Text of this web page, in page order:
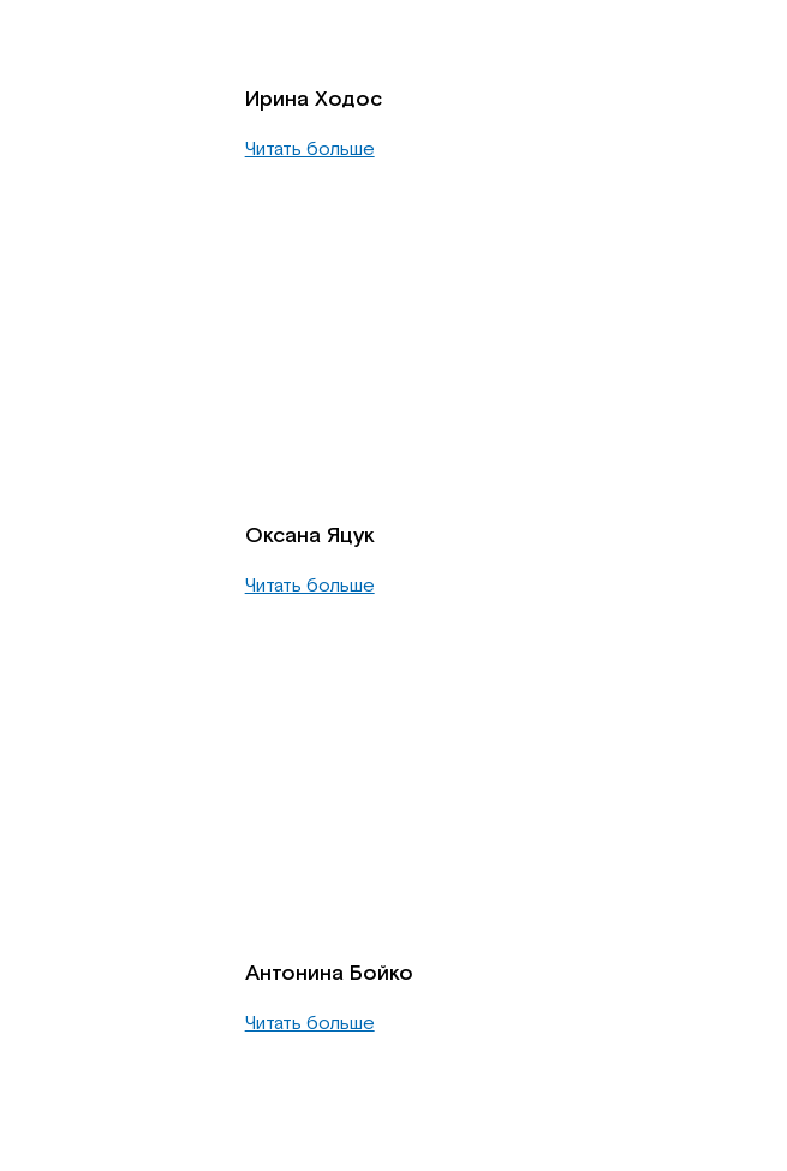
Ирина Ходос
Читать больше
Оксана Яцук
Читать больше
Антонина Бойко
Читать больше